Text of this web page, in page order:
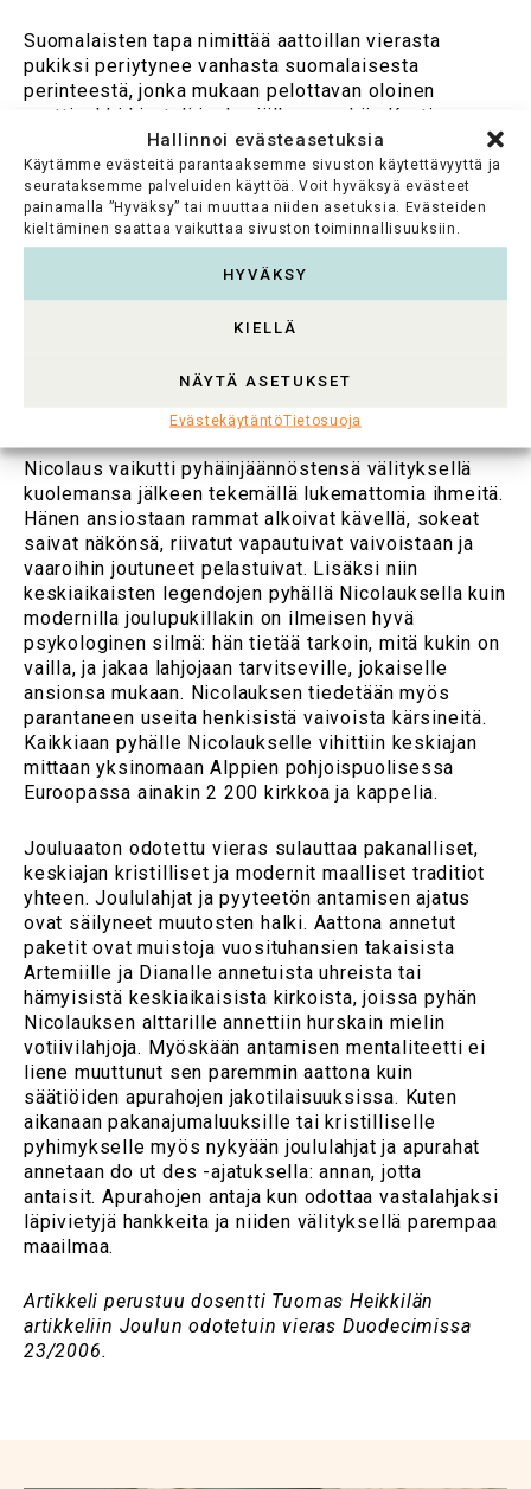
Hallinnoi evästeasetuksia
Käytämme evästeitä parantaaksemme sivuston käytettävyyttä ja
seurataksemme palveluiden käyttöä. Voit hyväksyä evästeet
painamalla ”Hyväksy” tai muuttaa niiden asetuksia. Evästeiden
kieltäminen saattaa vaikuttaa sivuston toiminnallisuuksiin.
HYVÄKSY
KIELLÄ
NÄYTÄ ASETUKSET
EvästekäytäntöTietosuoja
Suomalaisten tapa nimittää aattoillan vierasta
pukiksi periytynee vanhasta suomalaisesta
perinteestä, jonka mukaan pelottavan oloinen
nuuttipukki kierteli joulun jälkeen pyhän Knutin
päivän tienoilla tuohinaamio kasvoillaan ja
pukinsarvet päässään talosta taloon pyytämässä
joulunajasta jäljelle jääneitä ruoantähteitä. Myös
Nicolauksen mukana hänen matkoillaan on jo varhain
kulkenut seuralainen – pelottava Krampus, Knecht
Ruprecht, nuuttipukki, Musta Pekka tai paholainen.
taas saavat palkkansa paholaisen käsittelyssä. Itse
asiassa joulussa näkyvät lahjakkuuden
annetaan lisää, kun taas vähälahjaiset eivät saa
mitään. Tässäpä säätiöläisilläkin ikiaikainen pulma!
Nicolaus vaikutti pyhäinjäännöstensä välityksellä
kuolemansa jälkeen tekemällä lukemattomia ihmeitä.
Hänen ansiostaan rammat alkoivat kävellä, sokeat
saivat näkönsä, riivatut vapautuivat vaivoistaan ja
vaaroihin joutuneet pelastuivat. Lisäksi niin
keskiaikaisten legendojen pyhällä Nicolauksella kuin
modernilla joulupukillakin on ilmeisen hyvä
psykologinen silmä: hän tietää tarkoin, mitä kukin on
vailla, ja jakaa lahjojaan tarvitseville, jokaiselle
ansionsa mukaan. Nicolauksen tiedetään myös
parantaneen useita henkisistä vaivoista kärsineitä.
Kaikkiaan pyhälle Nicolaukselle vihittiin keskiajan
mittaan yksinomaan Alppien pohjoispuolisessa
Euroopassa ainakin 2 200 kirkkoa ja kappelia.
Jouluaaton odotettu vieras sulauttaa pakanalliset,
keskiajan kristilliset ja modernit maalliset traditiot
yhteen. Joululahjat ja pyyteetön antamisen ajatus
ovat säilyneet muutosten halki. Aattona annetut
paketit ovat muistoja vuosituhansien takaisista
Artemiille ja Dianalle annetuista uhreista tai
hämyisistä keskiaikaisista kirkoista, joissa pyhän
Nicolauksen alttarille annettiin hurskain mielin
votiivilahjoja. Myöskään antamisen mentaliteetti ei
liene muuttunut sen paremmin aattona kuin
säätiöiden apurahojen jakotilaisuuksissa. Kuten
aikanaan pakanajumaluuksille tai kristilliselle
pyhimykselle myös nykyään joululahjat ja apurahat
annetaan do ut des -ajatuksella: annan, jotta
antaisit. Apurahojen antaja kun odottaa vastalahjaksi
läpivietyjä hankkeita ja niiden välityksellä parempaa
maailmaa.
Artikkeli perustuu dosentti Tuomas Heikkilän
artikkeliin Joulun odotetuin vieras Duodecimissa
23/2006.